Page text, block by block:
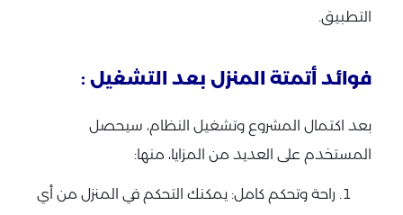
التطبيق.
فوائد أتمتة المنزل بعد التشغيل :
بعد اكتمال المشروع وتشغيل النظام، سيحصل
المستخدم على العديد من المزايا، منها:
راحة وتحكم كامل: يمكنك التحكم في المنزل من أي